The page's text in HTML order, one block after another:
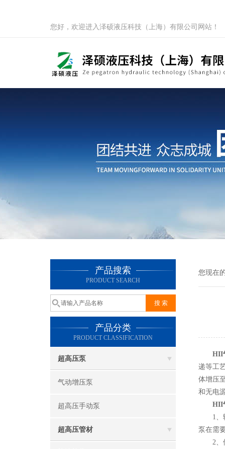
您好，欢迎进入泽硕液压科技（上海）有限公司网站！
产品搜索
PRODUCT SEARCH
产品分类
PRODUCT CLASSIFICATION
超高压泵
气动增压泵
超高压手动泵
超高压管材
您现在
HII
递等工
体增压
和无电
HII
1、输
泵在需
2、使